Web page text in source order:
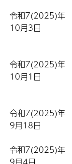
令和7(2025)年
10月3日
令和7(2025)年
10月1日
令和7(2025)年
9月18日
令和7(2025)年